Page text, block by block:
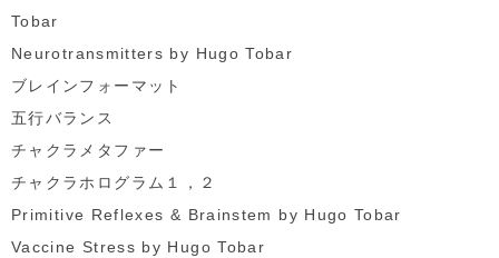
Tobar
Neurotransmitters by Hugo Tobar
ブレインフォーマット
五行バランス
チャクラメタファー
チャクラホログラム１，２
Primitive Reflexes & Brainstem by Hugo Tobar
Vaccine Stress by Hugo Tobar